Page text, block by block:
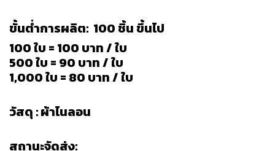
ขั้นต่ำการผลิต: 100 ชิ้น ขึ้นไป
100 ใบ = 100 บาท / ใบ
500 ใบ = 90 บาท / ใบ
1,000 ใบ = 80 บาท / ใบ
วัสดุ : ผ้าไนลอน
สถานะจัดส่ง: